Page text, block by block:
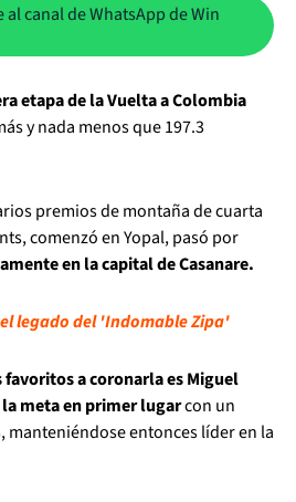
canal de WhatsApp de Win
etapa de la Vuelta a Colombia
y nada menos que 197.3
premios de montaña de cuarta
comenzó en Yopal, pasó por
en la capital de Casanare.
legado del 'Indomable Zipa'
favoritos a coronarla es Miguel
meta en primer lugarcon un
manteniéndose entonces líder en la